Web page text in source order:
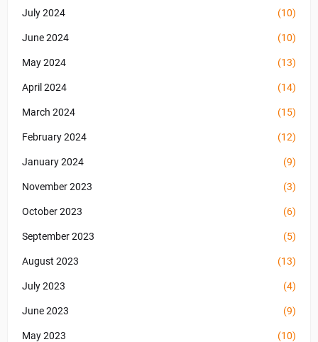
July 2024 (10)
June 2024 (10)
May 2024 (13)
April 2024 (14)
March 2024 (15)
February 2024 (12)
January 2024 (9)
November 2023 (3)
October 2023 (6)
September 2023 (5)
August 2023 (13)
July 2023 (4)
June 2023 (9)
May 2023 (10)